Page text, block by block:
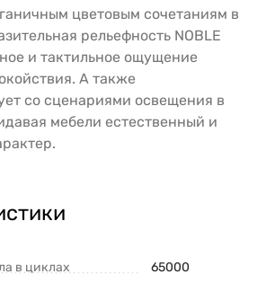
цветовым сочетаниям в
рельефность NOBLE
и тактильное ощущение
А также
со сценариями освещения в
мебели естественный и
в циклах 65000